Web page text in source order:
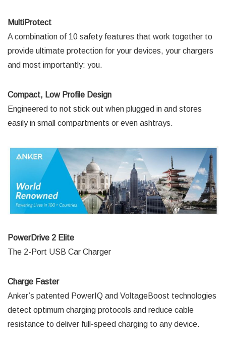
MultiProtect
A combination of 10 safety features that work together to
provide ultimate protection for your devices, your chargers
and most importantly: you.
Compact, Low Profile Design
Engineered to not stick out when plugged in and stores
easily in small compartments or even ashtrays.
PowerDrive 2 Elite
The 2-Port USB Car Charger
Charge Faster
Anker’s patented PowerIQ and VoltageBoost technologies
detect optimum charging protocols and reduce cable
resistance to deliver full-speed charging to any device.